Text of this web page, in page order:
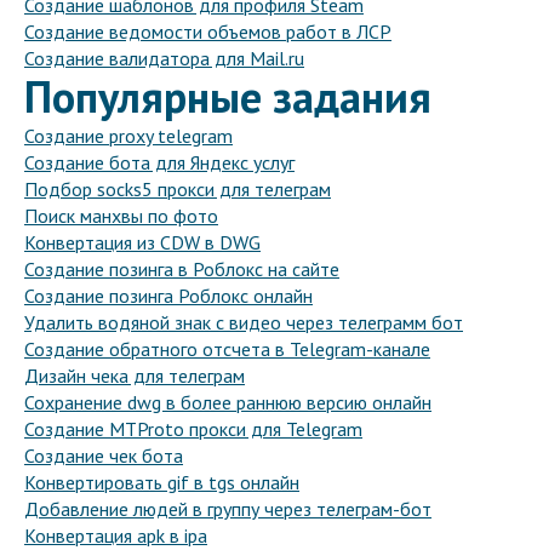
Создание шаблонов для профиля Steam
Создание ведомости объемов работ в ЛСР
Создание валидатора для Mail.ru
Популярные задания
Создание proxy telegram
Создание бота для Яндекс услуг
Подбор socks5 прокси для телеграм
Поиск манхвы по фото
Конвертация из CDW в DWG
Создание позинга в Роблокс на сайте
Создание позинга Роблокс онлайн
Удалить водяной знак с видео через телеграмм бот
Создание обратного отсчета в Telegram-канале
Дизайн чека для телеграм
Сохранение dwg в более раннюю версию онлайн
Создание MTProto прокси для Telegram
Создание чек бота
Конвертировать gif в tgs онлайн
Добавление людей в группу через телеграм-бот
Конвертация apk в ipa